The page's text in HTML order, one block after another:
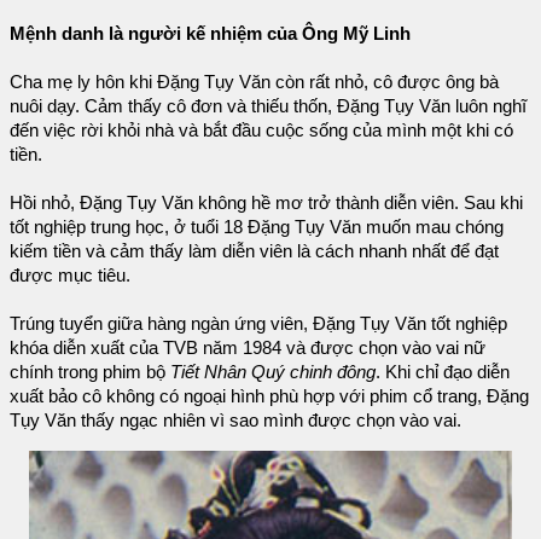
Mệnh danh là người kế nhiệm của Ông Mỹ Linh
Cha mẹ ly hôn khi Đặng Tụy Văn còn rất nhỏ, cô được ông bà
nuôi dạy. Cảm thấy cô đơn và thiếu thốn, Đặng Tụy Văn luôn nghĩ
đến việc rời khỏi nhà và bắt đầu cuộc sống của mình một khi có
tiền.
Hồi nhỏ, Đặng Tụy Văn không hề mơ trở thành diễn viên. Sau khi
tốt nghiệp trung học, ở tuổi 18 Đặng Tụy Văn muốn mau chóng
kiếm tiền và cảm thấy làm diễn viên là cách nhanh nhất để đạt
được mục tiêu.
Trúng tuyển giữa hàng ngàn ứng viên, Đặng Tụy Văn tốt nghiệp
khóa diễn xuất của TVB năm 1984 và được chọn vào vai nữ
chính trong phim bộ Tiết Nhân Quý chinh đông. Khi chỉ đạo diễn
xuất bảo cô không có ngoại hình phù hợp với phim cổ trang, Đặng
Tụy Văn thấy ngạc nhiên vì sao mình được chọn vào vai.